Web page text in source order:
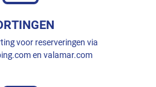
voor reserveringen via
en valamar.com